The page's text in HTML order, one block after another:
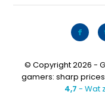
© Copyright 2026 -
gamers: sharp
4,7 - Wat